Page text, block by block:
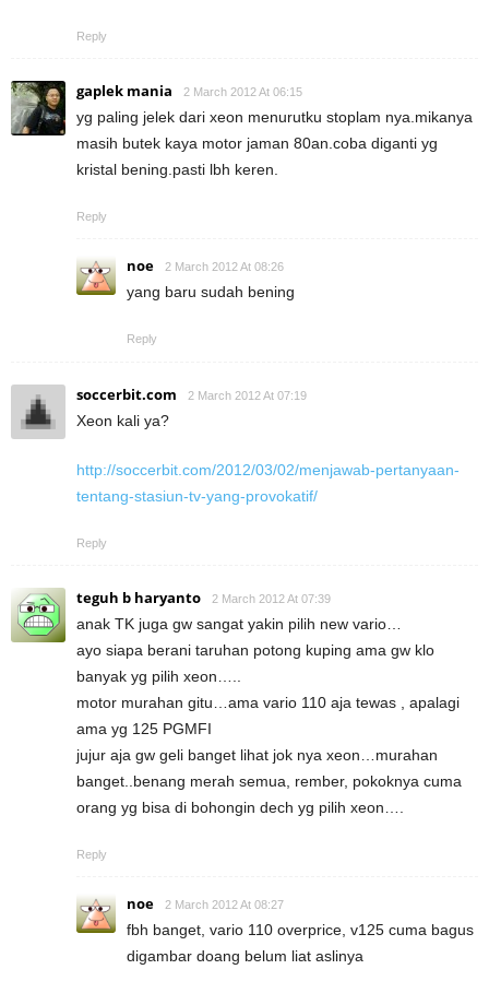
Reply
gaplek mania 2 March 2012 At 06:15
yg paling jelek dari xeon menurutku stoplam nya.mikanya
masih butek kaya motor jaman 80an.coba diganti yg
kristal bening.pasti lbh keren.
Reply
noe 2 March 2012 At 08:26
yang baru sudah bening
Reply
soccerbit.com 2 March 2012 At 07:19
Xeon kali ya?
http://soccerbit.com/2012/03/02/menjawab-pertanyaan-
tentang-stasiun-tv-yang-provokatif/
Reply
teguh b haryanto 2 March 2012 At 07:39
anak TK juga gw sangat yakin pilih new vario…
ayo siapa berani taruhan potong kuping ama gw klo
banyak yg pilih xeon…..
motor murahan gitu…ama vario 110 aja tewas , apalagi
ama yg 125 PGMFI
jujur aja gw geli banget lihat jok nya xeon…murahan
banget..benang merah semua, rember, pokoknya cuma
orang yg bisa di bohongin dech yg pilih xeon….
Reply
noe 2 March 2012 At 08:27
fbh banget, vario 110 overprice, v125 cuma bagus
digambar doang belum liat aslinya